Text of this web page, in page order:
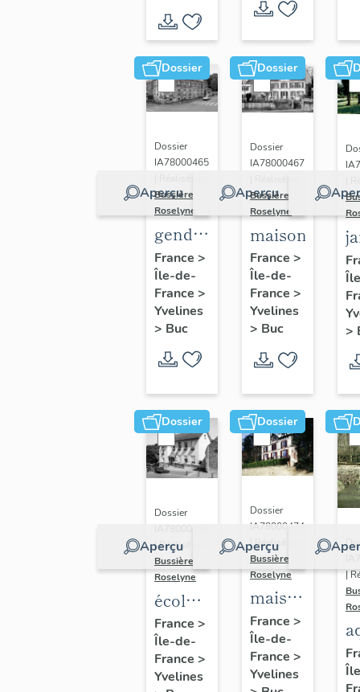
Dossier
Aperçu
Dossier
IA78000465
Bussière
Roselyne
gendarmerie,
actuellement
immeuble
France >
Île-de-
France >
Yvelines
> Buc
Dossier
Aperçu
Dossier
IA78000467
Bussière
Roselyne
maison
France >
Île-de-
France >
Yvelines
> Buc
>
Dossier
Aperçu
Dossier
| Réalisé par
Bussière
Roselyne
école
primaire
de
filles,
France >
Île-de-
France >
Yvelines
Dossier
Aperçu
Dossier
IA78000474
| Réalisé par
Bussière
Roselyne
maison
dite
villa
Saint
Marie
France >
Île-de-
France >
Yvelines
|